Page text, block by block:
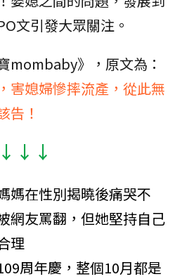
文引發大眾關注。
mombaby》，原文為：
害媳婦慘摔流產，從此無
告！
↓↓↓
媽在性別揭曉後痛哭不
網友罵翻，但她堅持自己
理
周年慶，整個10月都是